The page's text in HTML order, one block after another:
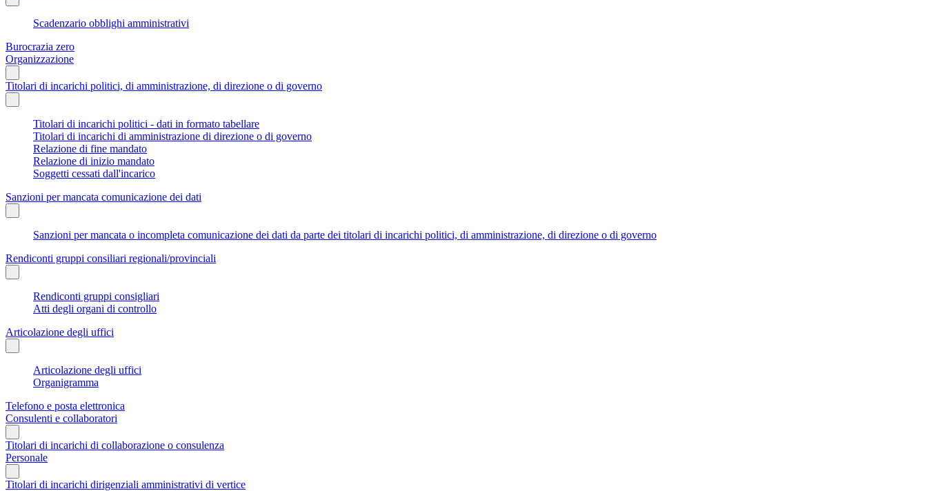
Scadenzario obblighi amministrativi
Burocrazia zero
Organizzazione
Titolari di incarichi politici, di amministrazione, di direzione o di governo
Titolari di incarichi politici - dati in formato tabellare
Titolari di incarichi di amministrazione di direzione o di governo
Relazione di fine mandato
Relazione di inizio mandato
Soggetti cessati dall'incarico
Sanzioni per mancata comunicazione dei dati
Sanzioni per mancata o incompleta comunicazione dei dati da parte dei titolari di incarichi politici, di amministrazione, di direzione o di governo
Rendiconti gruppi consiliari regionali/provinciali
Rendiconti gruppi consigliari
Atti degli organi di controllo
Articolazione degli uffici
Articolazione degli uffici
Organigramma
Telefono e posta elettronica
Consulenti e collaboratori
Titolari di incarichi di collaborazione o consulenza
Personale
Titolari di incarichi dirigenziali amministrativi di vertice